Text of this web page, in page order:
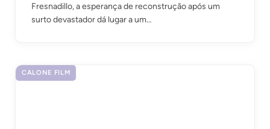
Fresnadillo, a esperança de reconstrução após um
surto devastador dá lugar a um…
CALONE FILM